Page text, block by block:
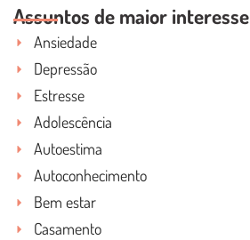
Assuntos de maior interesse
Ansiedade
Depressão
Estresse
Adolescência
Autoestima
Autoconhecimento
Bem estar
Casamento